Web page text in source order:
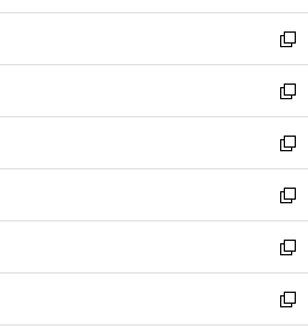
開
く
ウ
で
開
く
ン
ド
ウ
で
開
く
ウ
ィ
ン
ド
ウ
で
開
く
新
し
い
ウ
ィ
ン
ド
ウ
で
開
く
新
し
い
ウ
ィ
ン
ド
ウ
で
開
新
し
い
ウ
ィ
ン
ド
ウ
新
し
い
ウ
ィ
ン
新
し
い
ウ
新
し